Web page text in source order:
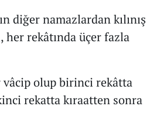
diğer namazlardan kılınış
her rekâtında üçer fazla
olup birinci rekâtta
rekatta kıraatten sonra